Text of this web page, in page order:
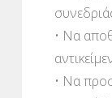
• Να
• Να